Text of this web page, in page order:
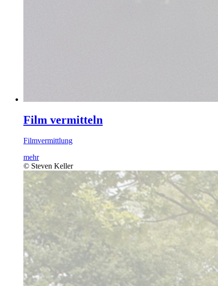
Film vermitteln
Filmvermittlung
mehr
© Steven Keller